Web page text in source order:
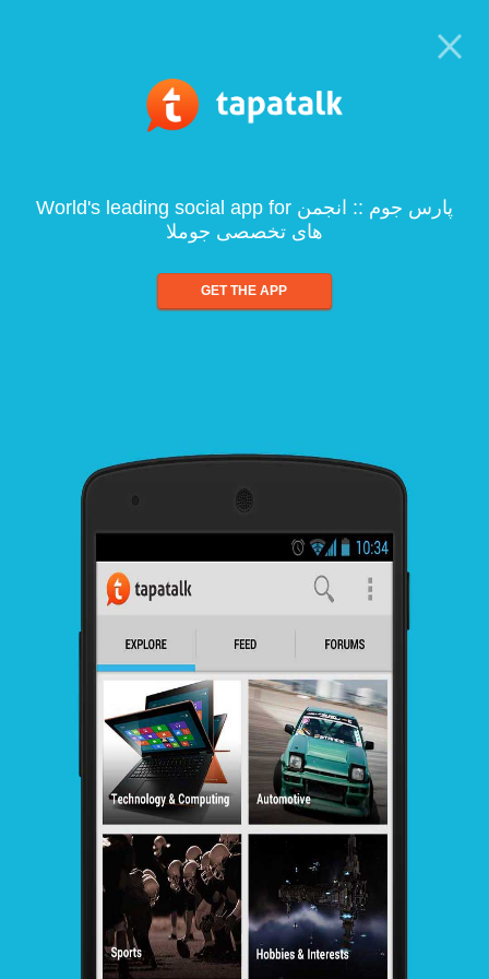
World's leading social app for پارس جوم :: انجمن
های تخصصی جوملا
GET THE APP